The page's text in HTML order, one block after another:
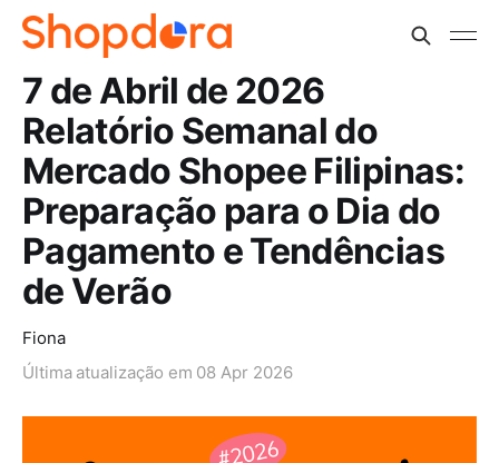
7 de Abril de 2026
Relatório Semanal do
Mercado Shopee Filipinas:
Preparação para o Dia do
Pagamento e Tendências
de Verão
Fiona
Última atualização em 08 Apr 2026